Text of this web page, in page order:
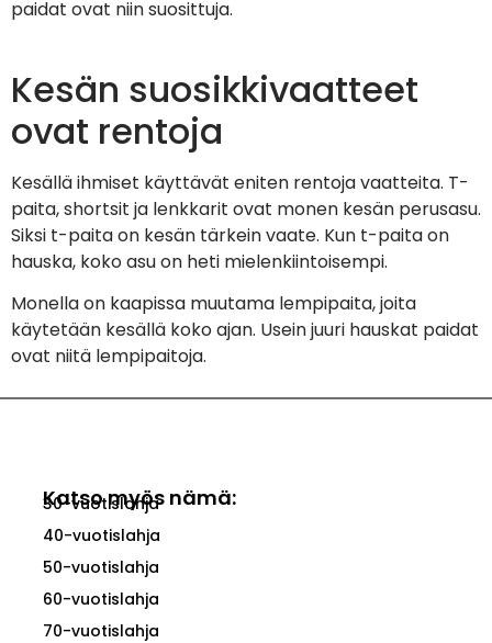
paidat ovat niin suosittuja.
Kesän suosikkivaatteet
ovat rentoja
Kesällä ihmiset käyttävät eniten rentoja vaatteita. T-
paita, shortsit ja lenkkarit ovat monen kesän perusasu.
Siksi t-paita on kesän tärkein vaate. Kun t-paita on
hauska, koko asu on heti mielenkiintoisempi.
Monella on kaapissa muutama lempipaita, joita
käytetään kesällä koko ajan. Usein juuri hauskat paidat
ovat niitä lempipaitoja.
Katso myös nämä:
30-vuotislahja
40-vuotislahja
50-vuotislahja
60-vuotislahja
70-vuotislahja